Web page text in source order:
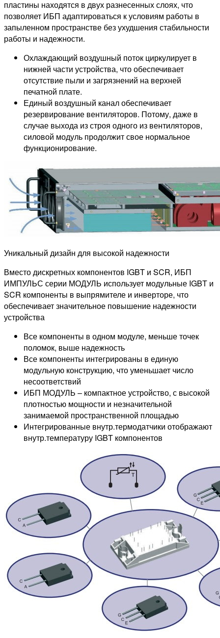
пластины находятся в двух разнесенных слоях, что
позволяет ИБП адаптироваться к условиям работы в
запыленном пространстве без ухудшения стабильности
работы и надежности.
Охлаждающий воздушный поток циркулирует в
нижней части устройства, что обеспечивает
отсутствие пыли и загрязнений на верхней
печатной плате.
Единый воздушный канал обеспечивает
резервирование вентиляторов. Потому, даже в
случае выхода из строя одного из вентиляторов,
силовой модуль продолжит свое нормальное
функционирование.
Уникальный дизайн для высокой надежности
Вместо дискретных компонентов IGBT и SCR, ИБП
ИМПУЛЬС серии МОДУЛЬ использует модульные IGBT и
SCR компоненты в выпрямителе и инверторе, что
обеспечивает значительное повышение надежности
устройства
Все компоненты в одном модуле, меньше точек
поломок, выше надежность
Все компоненты интегрированы в единую
модульную конструкцию, что уменьшает число
несоответствий
ИБП МОДУЛЬ – компактное устройство, с высокой
плотностью мощности и незначительной
занимаемой пространственной площадью
Интегрированные внутр.термодатчики отображают
внутр.температуру IGBT компонентов